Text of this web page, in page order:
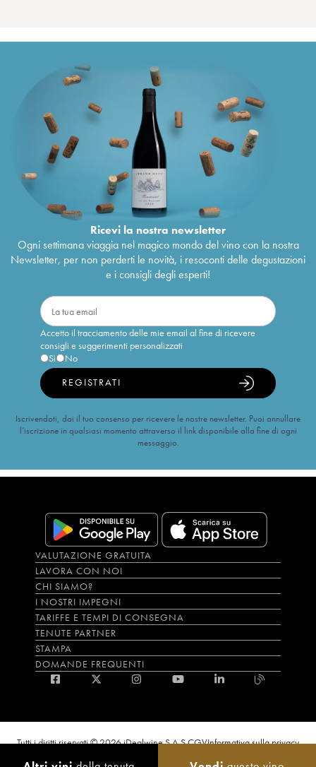
Ricevi la nostra newsletter
Ogni settimana viaggia nel magico mondo del vino con la nostra
Newsletter, per non perderti le novità, i resoconti delle degustazioni
e i consigli degli esperti!
Accetto il tracciamento delle mie email al fine di ricevere
consigli e suggerimenti personalizzati
Sì
No
REGISTRATI
Iscrivendoti, dai il tuo consenso per ricevere le nostre newsletter. Puoi annullare
l’iscrizione in qualsiasi momento attraverso il link disponibile alla fine di ogni
messaggio.
VALUTAZIONE GRATUITA
LAVORA CON NOI
CHI SIAMO?
I NOSTRI IMPEGNI
TARIFFE E TEMPI DI CONSEGNA
TENUTE PARTNER
STAMPA
DOMANDE FREQUENTI
Tutti i diritti riservati © 2026 iDealwine S.A.S.CGVInformativa sulla privacy